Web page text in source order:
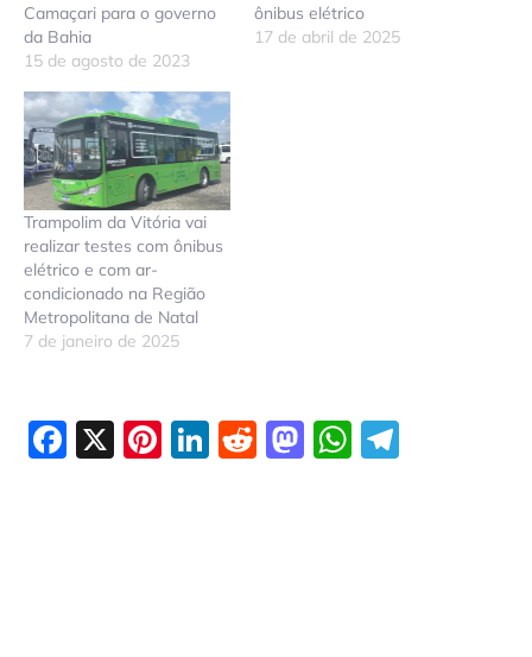
Camaçari para o governo
da Bahia
15 de agosto de 2023
ônibus elétrico
17 de abril de 2025
Trampolim da Vitória vai
realizar testes com ônibus
elétrico e com ar-
condicionado na Região
Metropolitana de Natal
7 de janeiro de 2025
Facebook
X Pinterest
LinkedIn
Reddit
Mastodon